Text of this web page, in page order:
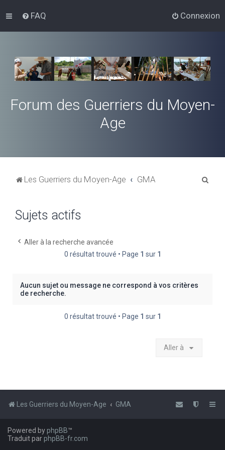
FAQ Connexion
Forum des Guerriers du Moyen-
Age
Les Guerriers du Moyen-Age GMA
Sujets actifs
Aller à la recherche avancée
0 résultat trouvé • Page 1 sur 1
Aucun sujet ou message ne correspond à vos critères
de recherche.
0 résultat trouvé • Page 1 sur 1
Aller à
Les Guerriers du Moyen-Age GMA
Powered byphpBB™
Traduit parphpBB-fr.com